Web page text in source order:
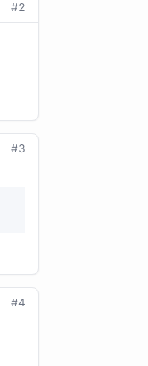
#2
#3
#4